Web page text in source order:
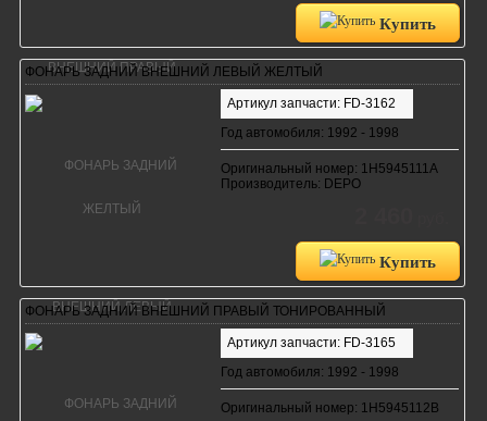
Купить
ФОНАРЬ ЗАДНИЙ ВНЕШНИЙ ЛЕВЫЙ ЖЕЛТЫЙ
Артикул запчасти: FD-3162
Год автомобиля: 1992 - 1998
Оригинальный номер: 1H5945111A
Производитель: DEPO
Купить
ФОНАРЬ ЗАДНИЙ ВНЕШНИЙ ПРАВЫЙ ТОНИРОВАННЫЙ
Артикул запчасти: FD-3165
Год автомобиля: 1992 - 1998
Оригинальный номер: 1H5945112B